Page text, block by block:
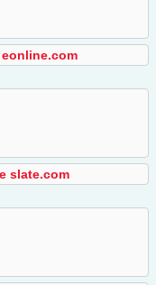
slate.com